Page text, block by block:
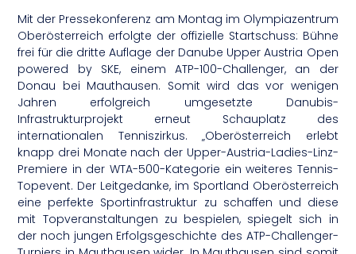
Mit der Pressekonferenz am Montag im Olympiazentrum
Oberösterreich erfolgte der offizielle Startschuss: Bühne
frei für die dritte Auflage der Danube Upper Austria Open
powered by SKE, einem ATP-100-Challenger, an der
Donau bei Mauthausen. Somit wird das vor wenigen
Jahren erfolgreich umgesetzte Danubis-
Infrastrukturprojekt erneut Schauplatz des
internationalen Tenniszirkus. „Oberösterreich erlebt
knapp drei Monate nach der Upper-Austria-Ladies-Linz-
Premiere in der WTA-500-Kategorie ein weiteres Tennis-
Topevent. Der Leitgedanke, im Sportland Oberösterreich
eine perfekte Sportinfrastruktur zu schaffen und diese
mit Topveranstaltungen zu bespielen, spiegelt sich in
der noch jungen Erfolgsgeschichte des ATP-Challenger-